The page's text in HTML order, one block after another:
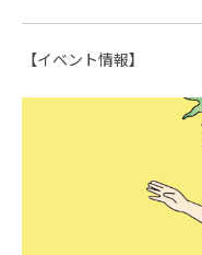
【イベント情報】